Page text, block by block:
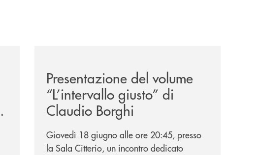
Presentazione del volume
“L’intervallo giusto” di
Claudio Borghi
Giovedì 18 giugno alle ore 20:45, presso
la Sala Citterio, un incontro dedicato